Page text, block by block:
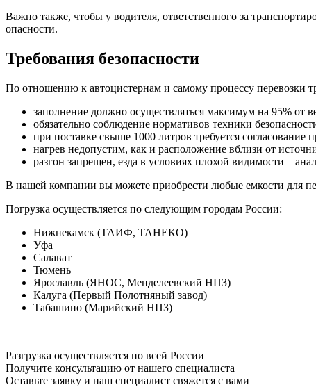
Важно также, чтобы у водителя, ответственного за
опасности.
Требования безопасности
По отношению к автоцистернам и самому процессу перевозки
заполнение должно осуществляться максимум на 95% от
обязательно соблюдение нормативов техники
при поставке свыше 1000 литров требуется
нагрев недопустим, как и расположение вблизи от
разгон запрещен, езда в условиях плохой видимости –
В нашей компании вы можете приобрести любые емкости для
Погрузка осуществляется по следующим городам России:
Нижнекамск (ТАИФ, ТАНЕКО)
Уфа
Салават
Тюмень
Ярославль (ЯНОС, Менделеевский НПЗ)
Калуга (Первый Полотняный завод)
Табашино (Марийский НПЗ)
Разгрузка осуществляется по всей России
Получите консультацию от нашего специалиста
Оставьте заявку и наш специалист свяжется с вами